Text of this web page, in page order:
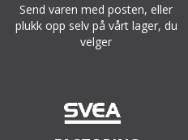
Send varen med posten, eller
plukk opp selv på vårt lager, du
velger